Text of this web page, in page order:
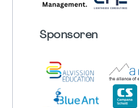
Sponsoren